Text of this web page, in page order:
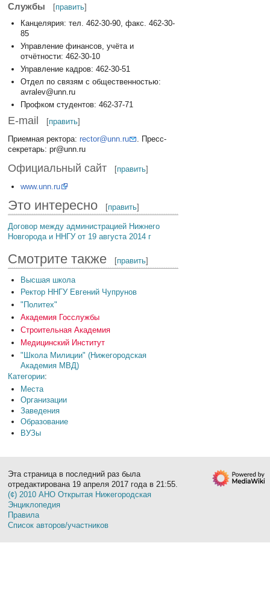
Службы [править]
Канцелярия: тел. 462-30-90, факс. 462-30-
85
Управление финансов, учёта и
отчётности: 462-30-10
Управление кадров: 462-30-51
Отдел по связям с общественностью:
avralev@unn.ru
Профком студентов: 462-37-71
Е-mail [править]
Приемная ректора:rector@unn.ru
. Пресс-
секретарь: pr@unn.ru
Официальный сайт [править]
www.unn.ru
Это интересно [править]
Договор между администрацией Нижнего
Новгорода и ННГУ от 19 августа 2014 г
Смотрите также [править]
Высшая школа
Ректор ННГУ Евгений Чупрунов
"Политех"
Академия Госслужбы
Строительная Академия
Медицинский Институт
"Школа Милиции" (Нижегородская
Академия МВД)
Категории:
Места
Организации
Заведения
Образование
ВУЗы
Эта страница в последний раз была
отредактирована 19 апреля 2017 года в 21:55.
(¢) 2010 АНО Открытая Нижегородская
Энциклопедия
Правила
Список авторов/участников